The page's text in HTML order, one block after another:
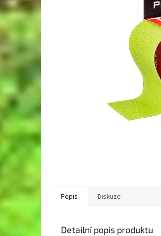
Popis Diskuze
Detailní popis produktu